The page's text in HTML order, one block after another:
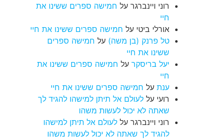
רוני ויינברגר על חמישה ספרים ששינו את
חיי
אורלי ביטי על חמישה ספרים ששינו את חיי
טל פרנק (בן משה) על חמישה ספרים
ששינו את חיי
יעל בריסקר על חמישה ספרים ששינו את
חיי
ענת על חמישה ספרים ששינו את חיי
רועי על לעולם אל תיתן למישהו להגיד לך
שאתה לא יכול לעשות משהו
רוני ויינברגר על לעולם אל תיתן למישהו
להגיד לך שאתה לא יכול לעשות משהו